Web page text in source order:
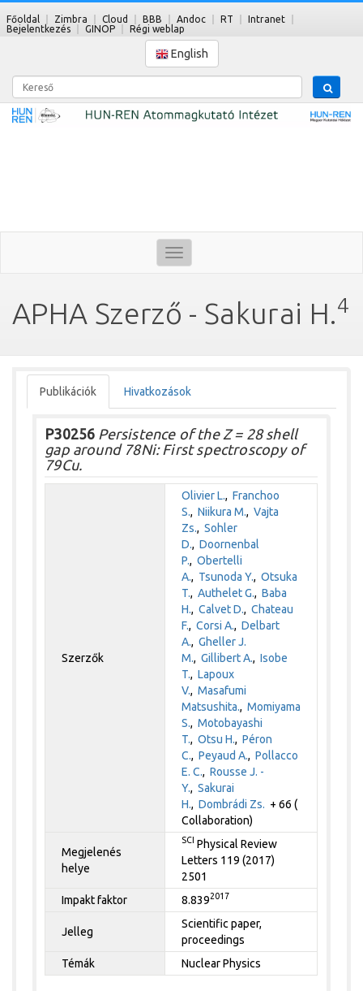
Főoldal Zimbra Cloud BBB Andoc RT
Intranet
Bejelentkezés
GINOP Régi weblap
English
Kereső
Toggle
navigation
APHA Szerző - Sakurai H.4
Publikációk Hivatkozások
P30256 Persistence of the Z = 28 shell
gap around 78Ni: First spectroscopy of
79Cu.
Szerzők
Olivier L.,Franchoo
S.,Niikura M.,Vajta
Zs.,Sohler
D.,Doornenbal
P.,Obertelli
A., Tsunoda Y.,Otsuka
T.,Authelet G.,Baba
H.,Calvet D.,Chateau
F.,Corsi A.,Delbart
A.,Gheller J.
M.,Gillibert A.,Isobe
T.,Lapoux
V.,Masafumi
Matsushita.,Momiyama
S.,Motobayashi
T.,Otsu H.,Péron
C.,Peyaud A.,Pollacco
E. C.,Rousse J. -
Y.,Sakurai
H.,Dombrádi Zs. + 66 (
Collaboration)
Megjelenés
helye
SCI Physical Review
Letters 119 (2017)
2501
Impakt faktor
8.8392017
Jelleg
Scientific paper,
proceedings
Témák
Nuclear Physics